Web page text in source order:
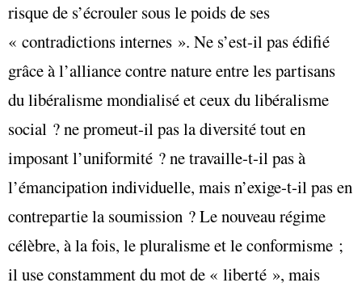
risque de s’écrouler sous le poids de ses
« contradictions internes ». Ne s’est-il pas édifié
grâce à l’alliance contre nature entre les partisans
du libéralisme mondialisé et ceux du libéralisme
social ? ne promeut-il pas la diversité tout en
imposant l’uniformité ? ne travaille-t-il pas à
l’émancipation individuelle, mais n’exige-t-il pas en
contrepartie la soumission ? Le nouveau régime
célèbre, à la fois, le pluralisme et le conformisme ;
il use constamment du mot de « liberté », mais